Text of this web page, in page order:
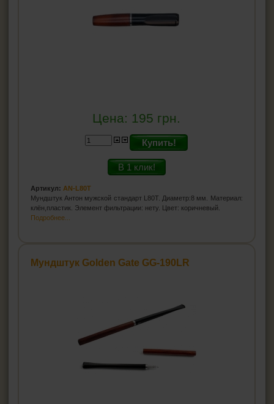
Цена: 195 грн.
Купить!
В 1 клик!
Артикул: AN-L80T
Мундштук Антон мужской стандарт L80T. Диаметр:8 мм. Материал:
клён,пластик. Элемент фильтрации: нету. Цвет: коричневый.
Подробнее...
Мундштук Golden Gate GG-190LR